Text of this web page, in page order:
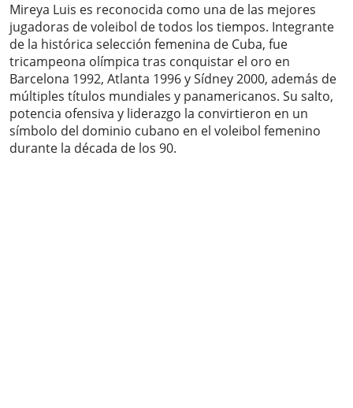
Mireya Luis es reconocida como una de las mejores
jugadoras de voleibol de todos los tiempos. Integrante
de la histórica selección femenina de Cuba, fue
tricampeona olímpica tras conquistar el oro en
Barcelona 1992, Atlanta 1996 y Sídney 2000, además de
múltiples títulos mundiales y panamericanos. Su salto,
potencia ofensiva y liderazgo la convirtieron en un
símbolo del dominio cubano en el voleibol femenino
durante la década de los 90.